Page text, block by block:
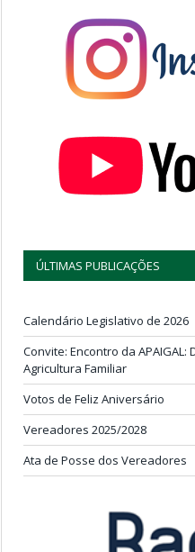
ÚLTIMAS PUBLICAÇÕES
Calendário Legislativo de 2026
Convite: Encontro da
Agricultura Familiar
Votos de Feliz Aniversário
Vereadores 2025/2028
Ata de Posse dos Vereadores